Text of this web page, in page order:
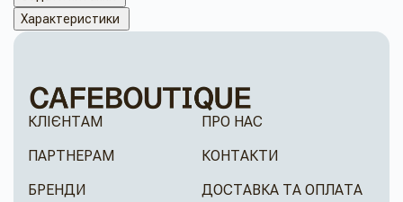
Характеристики
КЛІЄНТАМ
ПАРТНЕРАМ
БРЕНДИ
ПРО НАС
КОНТАКТИ
ДОСТАВКА ТА ОПЛАТА